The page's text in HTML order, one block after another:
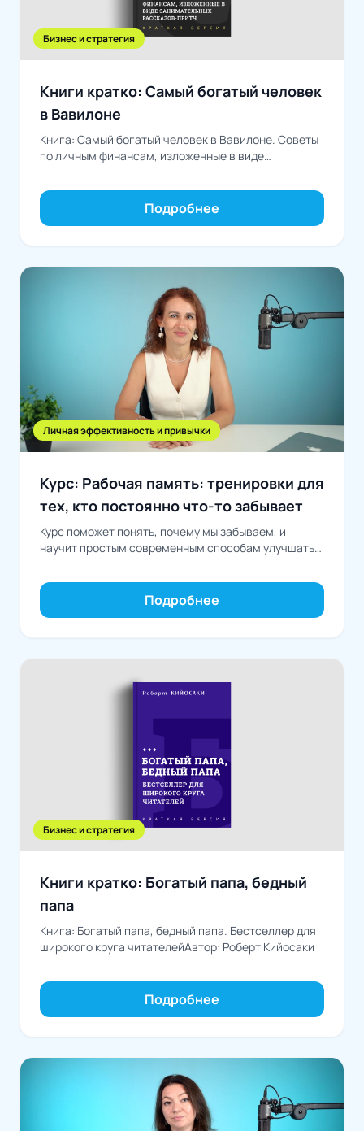
Бизнес и стратегия
Книги кратко: Самый богатый человек
в Вавилоне
Книга: Самый богатый человек в Вавилоне. Советы
по личным финансам, изложенные в виде
Сэмюэль Клейсон
Подробнее
Личная эффективность и привычки
Курс: Рабочая память: тренировки для
тех, кто постоянно что-то забывает
Курс поможет понять, почему мы забываем, и
научит простым современным способам улучшать
повседневной жизни
Подробнее
Бизнес и стратегия
Книги кратко: Богатый папа, бедный
папа
Книга: Богатый папа, бедный папа. Бестселлер для
широкого круга читателейАвтор: Роберт Кийосаки
Подробнее